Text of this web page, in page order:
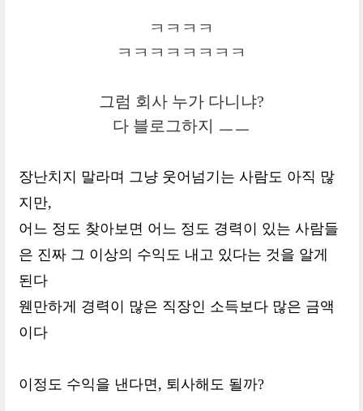
ㅋㅋㅋㅋ
ㅋㅋㅋㅋㅋㅋㅋㅋ
그럼 회사 누가 다니냐?
다 블로그하지 ㅡㅡ
장난치지 말라며 그냥 웃어넘기는 사람도 아직 많
지만,
어느 정도 찾아보면 어느 정도 경력이 있는 사람들
은 진짜 그 이상의 수익도 내고 있다는 것을 알게
된다
웬만하게 경력이 많은 직장인 소득보다 많은 금액
이다
이정도 수익을 낸다면, 퇴사해도 될까?